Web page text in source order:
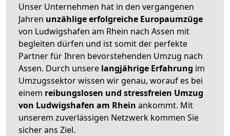
Unser Unternehmen hat in den vergangenen
Jahren unzählige erfolgreiche Europaumzüge
von Ludwigshafen am Rhein nach Assen mit
begleiten dürfen und ist somit der perfekte
Partner für Ihren bevorstehenden Umzug nach
Assen. Durch unsere langjährige Erfahrung im
Umzugssektor wissen wir genau, worauf es bei
einem reibungslosen und stressfreien Umzug
von Ludwigshafen am Rhein ankommt. Mit
unserem zuverlässigen Netzwerk kommen Sie
sicher ans Ziel.